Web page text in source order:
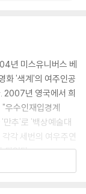
년 미스유니버스 베
화 '색계'의 여주인공
2007년 영국에서 희
우수인재입경계
만추'로 '백상예술대
각 세번의 여우주연
되었다.